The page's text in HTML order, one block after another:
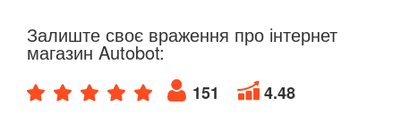
Залиште своє враження про інтернет
магазин Autobot:
151 4.48